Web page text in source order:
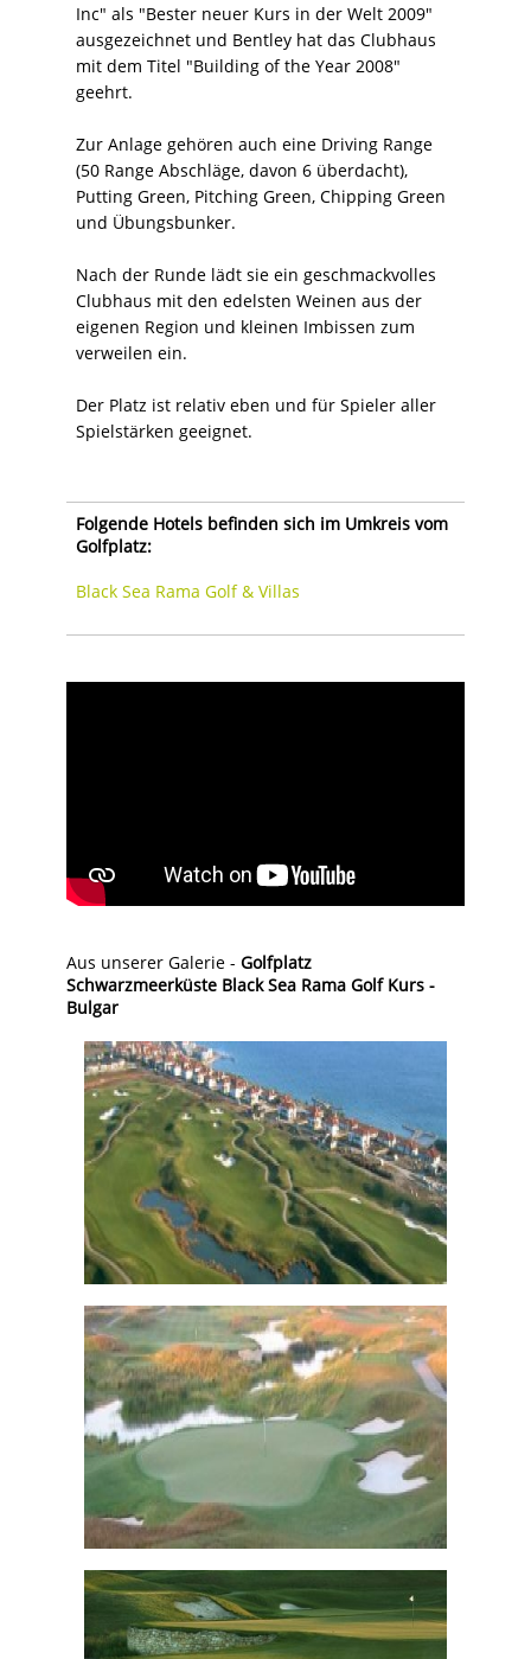
Inc" als "Bester neuer Kurs in der Welt 2009"
ausgezeichnet und Bentley hat das Clubhaus
mit dem Titel "Building of the Year 2008"
geehrt.
Zur Anlage gehören auch eine Driving Range
(50 Range Abschläge, davon 6 überdacht),
Putting Green, Pitching Green, Chipping Green
und Übungsbunker.
Nach der Runde lädt sie ein geschmackvolles
Clubhaus mit den edelsten Weinen aus der
eigenen Region und kleinen Imbissen zum
verweilen ein.
Der Platz ist relativ eben und für Spieler aller
Spielstärken geeignet.
Folgende Hotels befinden sich im Umkreis vom
Golfplatz:
Black Sea Rama Golf & Villas
Aus unserer Galerie - Golfplatz
Schwarzmeerküste Black Sea Rama Golf Kurs -
Bulgar